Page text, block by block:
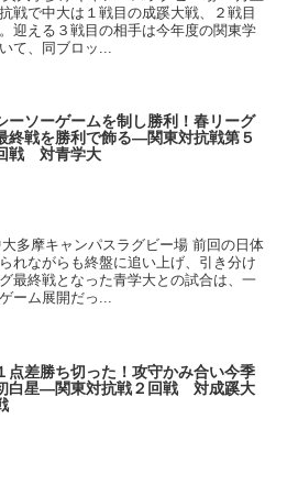
戦で中大は１戦目の成蹊大戦、２戦目
迎える３戦目の相手は今年度の関東学
て、同ブロッ...
ーソーゲームを制し勝利！春リーグ
終戦を勝利で飾る―関東対抗戦第５
戦 対青学大
多摩キャンパスラグビー場 前回の日体
れながらも終盤に追い上げ、引き分け
最終戦となった青学大との試合は、一
ーム展開だっ...
点差勝ち切った！攻守かみ合い今季
白星―関東対抗戦２回戦 対成蹊大